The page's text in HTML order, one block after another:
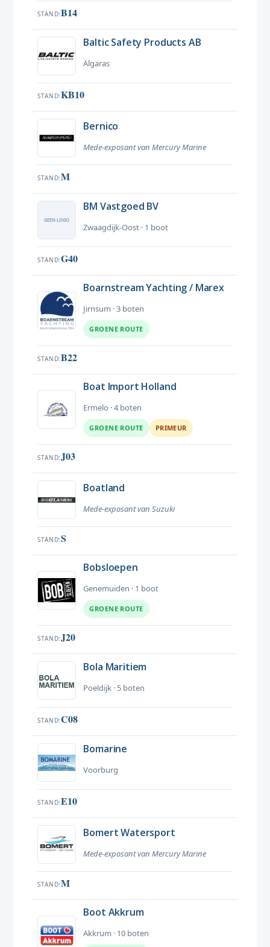
STAND B14
Baltic Safety Products AB
Älgaras
STAND KB10
Bernico
Mede-exposant van Mercury Marine
STAND M
BM Vastgoed BV
Zwaagdijk-Oost · 1 boot
STAND G40
Boarnstream Yachting / Marex
Jirnsum · 3 boten
GROENE ROUTE
STAND B22
Boat Import Holland
Ermelo · 4 boten
GROENE ROUTE PRIMEUR
STAND J03
Boatland
Mede-exposant van Suzuki
STAND S
Bobsloepen
Genemuiden · 1 boot
GROENE ROUTE
STAND J20
Bola Maritiem
Poeldijk · 5 boten
STAND C08
Bomarine
Voorburg
STAND E10
Bomert Watersport
Mede-exposant van Mercury Marine
STAND M
Boot Akkrum
Akkrum · 10 boten